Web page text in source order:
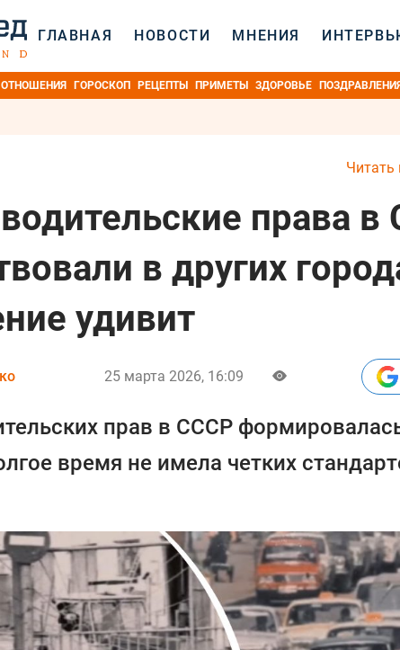
ГЛАВНАЯ НОВОСТИ МНЕНИЯ
ОТНОШЕНИЯ ГОРОСКОП РЕЦЕПТЫ ПРИМЕТЫ ЗДОРОВЬЕ ПОЗДРАВЛЕНИЯ
Читать
права в
в других
удивит
25 марта 2026, 16:09
прав в СССР
время не имела четких